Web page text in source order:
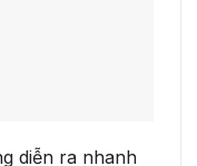
diễn ra nhanh